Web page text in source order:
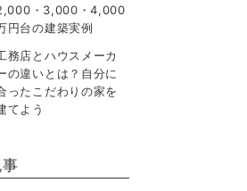
・3,000・4,000
円台の建築実例
務店とハウスメーカ
の違いとは？自分に
ったこだわりの家を
てよう